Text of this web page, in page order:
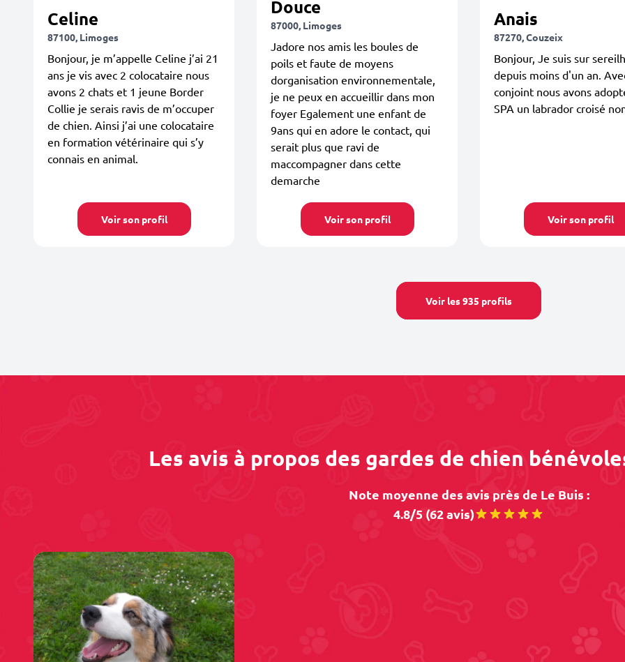
Celine
87100, Limoges
Bonjour, je m’appelle Celine j’ai 21
ans je vis avec 2 colocataire nous
avons 2 chats et 1 jeune Border
Collie je serais ravis de m’occuper
de chien. Ainsi j’ai une colocataire
en formation vétérinaire qui s’y
connais en animal.
Voir son profil
Douce
87000, Limoges
Jadore nos amis les boules de
poils et faute de moyens
dorganisation environnementale,
je ne peux en accueillir dans mon
foyer Egalement une enfant de
9ans qui en adore le contact, qui
serait plus que ravi de
maccompagner dans cette
demarche
Voir son profil
Anais
87270, Couzeix
Bonjour, Je suis sur
depuis moins d'un an.
conjoint nous avons
SPA un labrador croisé
Voir son profil
Voir les 935 profils
Les avis à propos des gardes de chien
Note moyenne des avis près de Le Buis :
4.8/5 (62 avis)